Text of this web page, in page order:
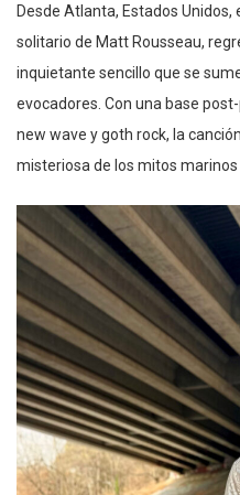
Desde Atlanta, Estados
solitario de Matt Rousseau,
inquietante sencillo que se
evocadores. Con una base
new wave y goth rock, la
misteriosa de los mitos marinos